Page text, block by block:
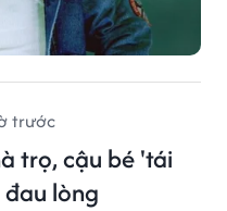
trước
trọ, cậu bé 'tái
lòng